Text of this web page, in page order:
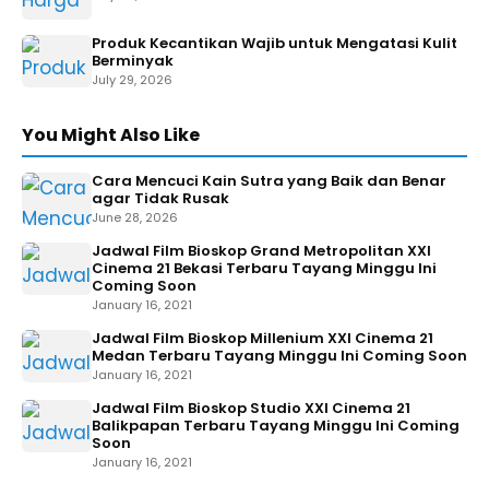
Produk Kecantikan Wajib untuk Mengatasi Kulit
Berminyak
July 29, 2026
You Might Also Like
Cara Mencuci Kain Sutra yang Baik dan Benar
agar Tidak Rusak
June 28, 2026
Jadwal Film Bioskop Grand Metropolitan XXI
Cinema 21 Bekasi Terbaru Tayang Minggu Ini
Coming Soon
January 16, 2021
Jadwal Film Bioskop Millenium XXI Cinema 21
Medan Terbaru Tayang Minggu Ini Coming Soon
January 16, 2021
Jadwal Film Bioskop Studio XXI Cinema 21
Balikpapan Terbaru Tayang Minggu Ini Coming
Soon
January 16, 2021